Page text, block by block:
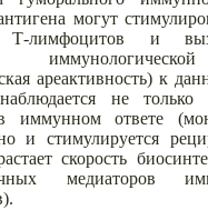
могут
Т-лимфоцитов и
ареактивность) к
не только
иммунном ответе
и стимулируется
скорость
медиаторов